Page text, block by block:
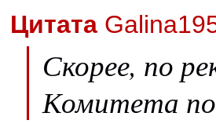
Цитата
Скорее, по
Комитета